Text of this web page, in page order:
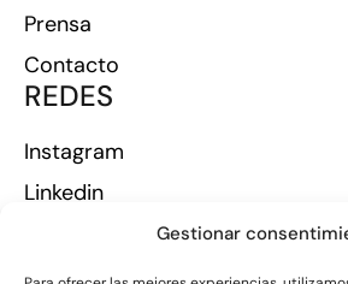
Gestionar
Prensa
Contacto
REDES
Instagram
Linkedin